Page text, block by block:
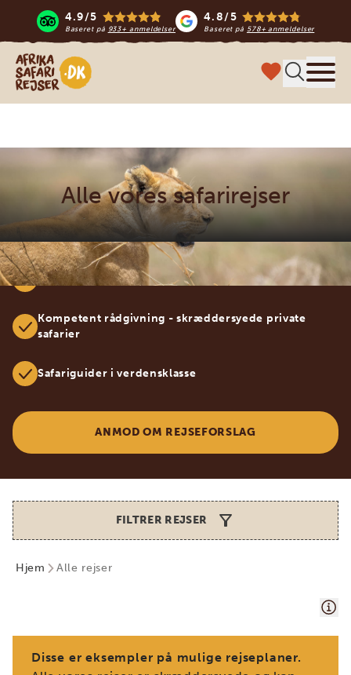
4.9/5
Baseret på 933+ anmeldelser
4.8/5
Baseret på 578+ anmeldelser
Safari-rejser i Afrika
Alle vores safarirejser
100% specialiseret i Afrika
Kompetent rådgivning - skræddersyede private
safarier
Safariguider i verdensklasse
ANMOD OM REJSEFORSLAG
FILTRER REJSER
Hjem Alle rejser
Disse er eksempler på mulige rejseplaner.